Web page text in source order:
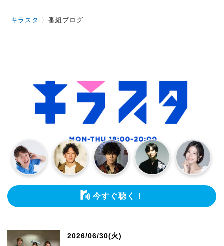
キラスタ 〉番組ブログ
今すぐ聴く！
2026/06/30(火)